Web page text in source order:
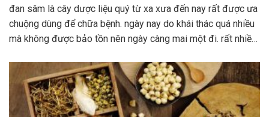
đan sâm là cây dược liệu quý từ xa xưa đến nay rất được ưa
chuộng dùng để chữa bệnh. ngày nay do khái thác quá nhiều
mà không được bảo tồn nên ngày càng mai một đi. rất nhiều